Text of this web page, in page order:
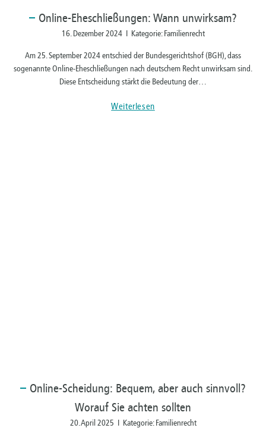
Online-Eheschließungen: Wann unwirksam?
16. Dezember 2024 I Kategorie: Familienrecht
Am 25. September 2024 entschied der Bundesgerichtshof (BGH), dass
sogenannte Online-Eheschließungen nach deutschem Recht unwirksam sind.
Diese Entscheidung stärkt die Bedeutung der…
Weiterlesen
Online-Scheidung: Bequem, aber auch sinnvoll?
Worauf Sie achten sollten
20. April 2025 I Kategorie: Familienrecht